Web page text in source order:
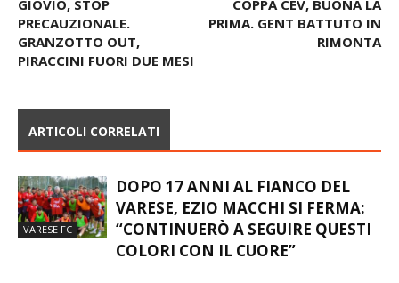
GIOVIO, STOP
PRECAUZIONALE.
GRANZOTTO OUT,
PIRACCINI FUORI DUE MESI
COPPA CEV, BUONA LA
PRIMA. GENT BATTUTO IN
RIMONTA
ARTICOLI CORRELATI
VARESE FC
DOPO 17 ANNI AL FIANCO DEL
VARESE, EZIO MACCHI SI FERMA:
“CONTINUERÒ A SEGUIRE QUESTI
COLORI CON IL CUORE”